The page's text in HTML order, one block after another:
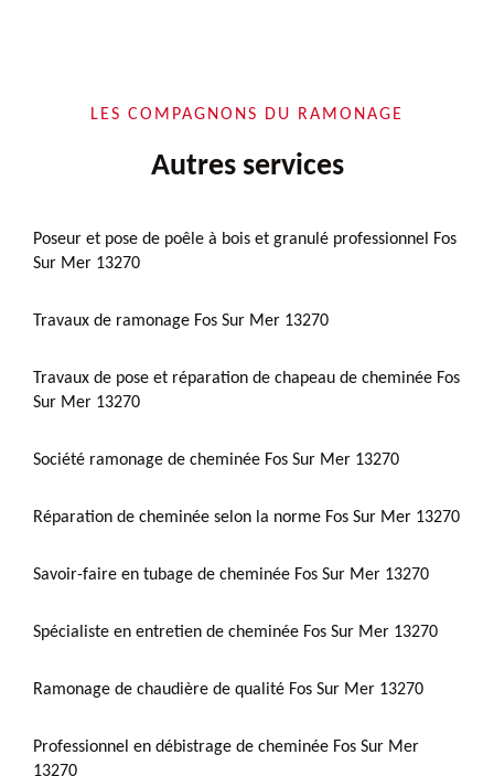
LES COMPAGNONS DU RAMONAGE
Autres services
Poseur et pose de poêle à bois et granulé professionnel Fos
Sur Mer 13270
Travaux de ramonage Fos Sur Mer 13270
Travaux de pose et réparation de chapeau de cheminée Fos
Sur Mer 13270
Société ramonage de cheminée Fos Sur Mer 13270
Réparation de cheminée selon la norme Fos Sur Mer 13270
Savoir-faire en tubage de cheminée Fos Sur Mer 13270
Spécialiste en entretien de cheminée Fos Sur Mer 13270
Ramonage de chaudière de qualité Fos Sur Mer 13270
Professionnel en débistrage de cheminée Fos Sur Mer
13270